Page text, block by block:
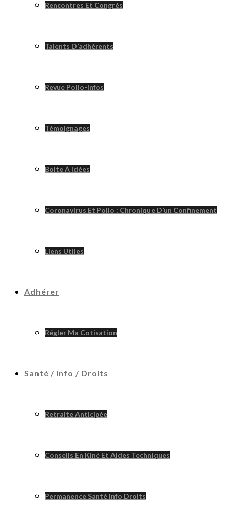
Rencontres Et Congrès
Talents D’adhérents
Revue Polio-Infos
Témoignages
Boite À Idées
Coronavirus Et Polio : Chronique D’un Confinement
Liens Utiles
Adhérer
Régler Ma Cotisation
Santé / Info / Droits
Retraite Anticipée
Conseils En Kiné Et Aides Techniques
Permanence Santé Info Droits